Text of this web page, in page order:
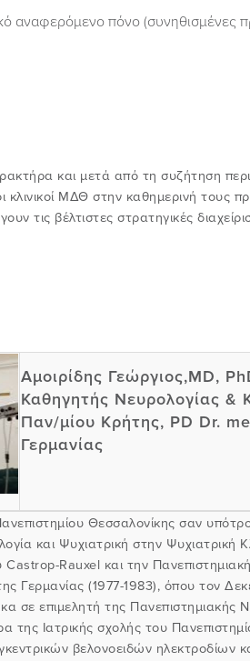
αναφερόμενο πόνο (συνηθισμένες
και μετά από τη συζήτηση
κλινικοί ΜΔΘ στην καθημερινή τους
τις βέλτιστες στρατηγικές
Αμοιρίδης Γεώργιος,MD,
Καθηγητής Νευρολογίας &
Παν/μίου Κρήτης, PD Dr.
Γερμανίας
Θεσσαλονίκης σαν
και Ψυχιατρική στην
Castrop-Rauxel και την
Γερμανίας (1977-1983), όπου τον
σε επιμελητή της Πανεπιστημιακής
της Ιατρικής σχολής του
βελονοειδών ηλεκτροδίων